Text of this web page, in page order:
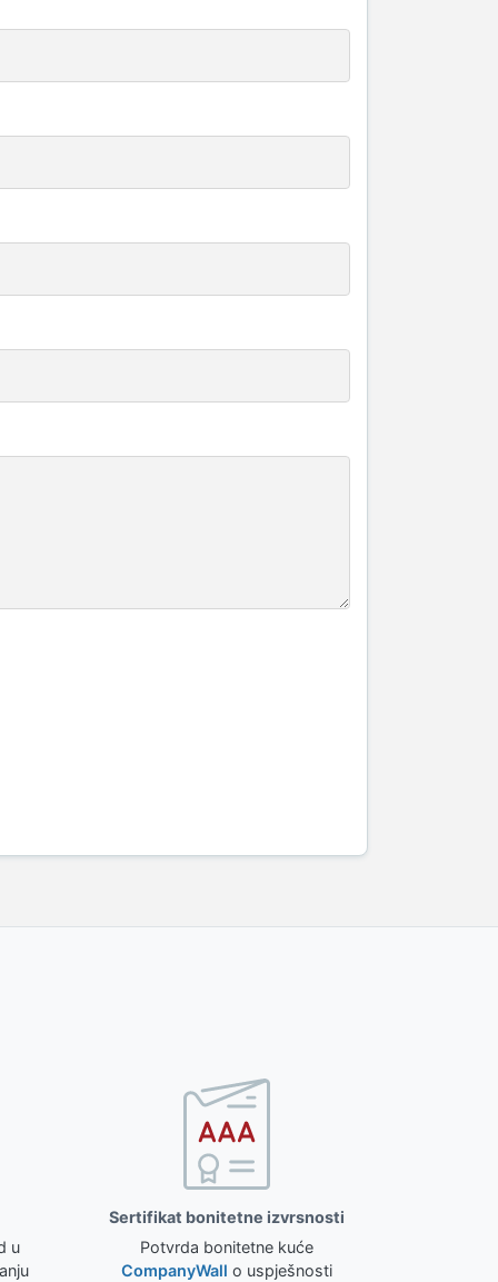
u
Sertifikat bonitetne izvrsnosti
Potvrda bonitetne kuće
CompanyWall o uspješnosti